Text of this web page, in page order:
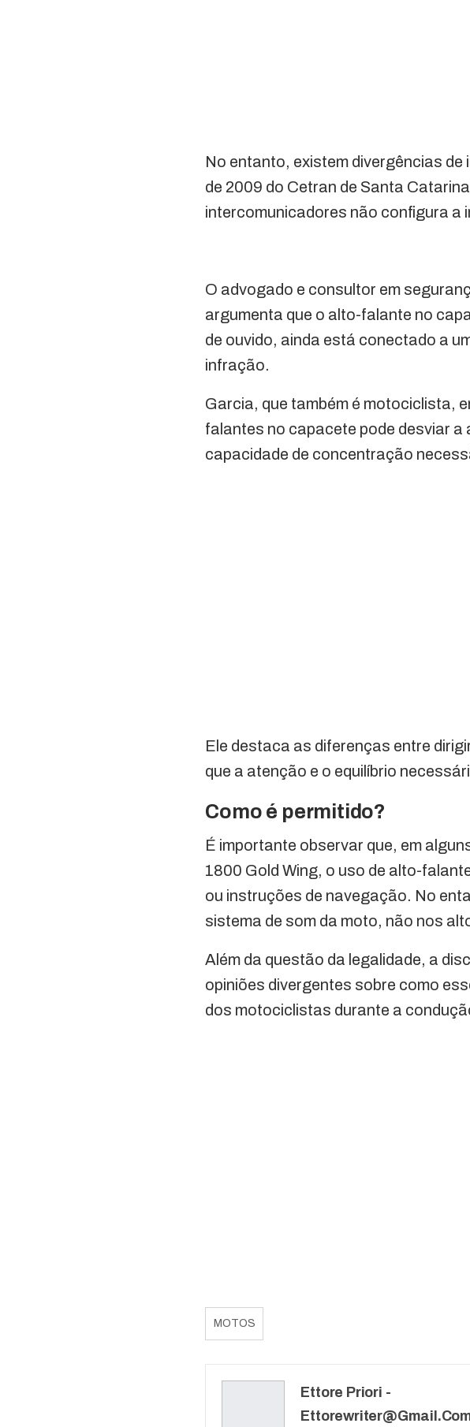
No entanto, existem divergências
de 2009 do Cetran de Santa
intercomunicadores não configura a
O advogado e consultor em
argumenta que o alto-falante no
de ouvido, ainda está conectado a
infração.
Garcia, que também é motociclista,
falantes no capacete pode desviar
capacidade de concentração
Ele destaca as diferenças entre
que a atenção e o equilíbrio
Como é permitido?
É importante observar que, em
1800 Gold Wing, o uso de alto-
ou instruções de navegação. No
sistema de som da moto, não nos
Além da questão da legalidade, a
opiniões divergentes sobre como
dos motociclistas durante a
MOTOS
Ettore Priori -